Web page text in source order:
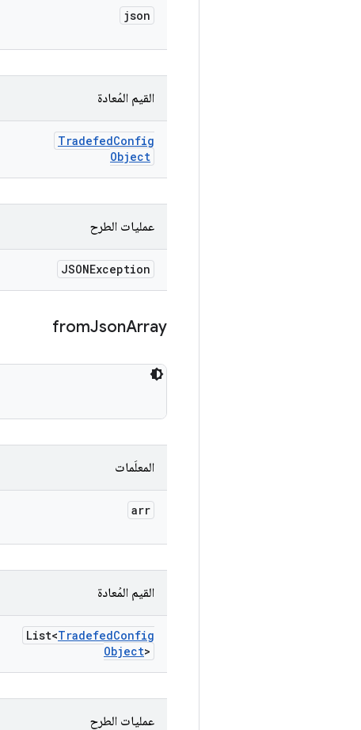
json
القيم المُعادة
TradefedConfig
Object
عمليات الطرح
JSONException
fromJsonArray
المعلَمات
arr
القيم المُعادة
List<TradefedConfig
Object>
عمليات الطرح